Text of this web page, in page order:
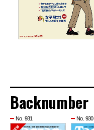
Backnumber
No. 931 No. 930